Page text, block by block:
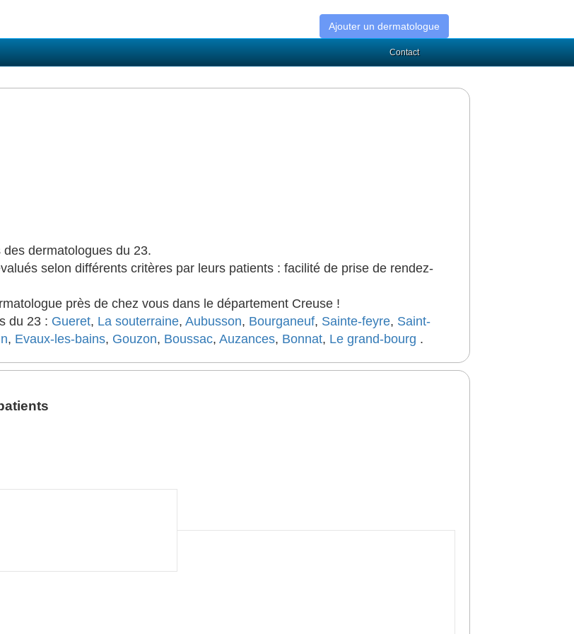
Ajouter un dermatologue
Contact
dermatologues du 23.
selon différents critères par leurs patients : facilité de prise de rendez-
près de chez vous dans le département Creuse !
du 23 : Gueret, La souterraine, Aubusson, Bourganeuf, Sainte-feyre, Saint-
, Evaux-les-bains, Gouzon, Boussac, Auzances, Bonnat, Le grand-bourg .